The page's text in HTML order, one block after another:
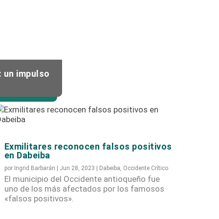
un impulso
Exmilitares reconocen falsos positivos
en Dabeiba
por Ingrid Barbarán Jun 28, 2023 Dabeiba, Occidente Crítico
El municipio del Occidente antioqueño fue
uno de los más afectados por los famosos
«falsos positivos».